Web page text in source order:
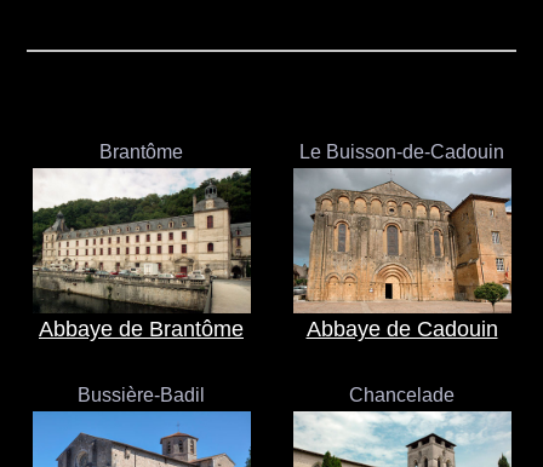
Brantôme
Abbaye de Brantôme
Le Buisson-de-Cadouin
Abbaye de Cadouin
Bussière-Badil Chancelade